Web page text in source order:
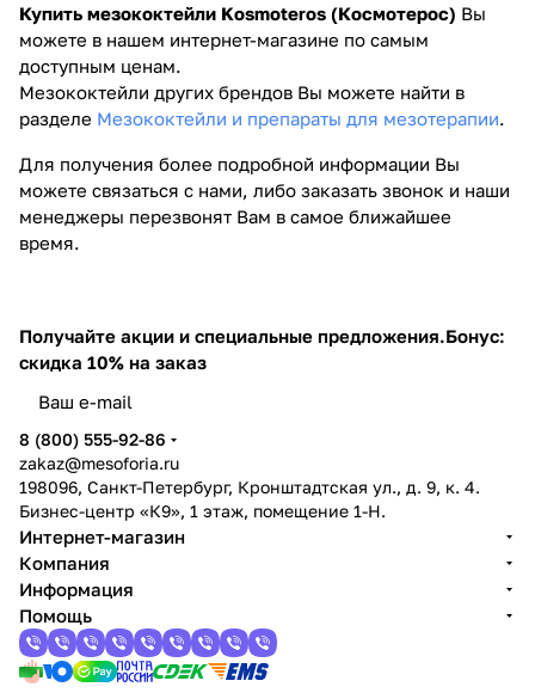
Купить мезококтейли Kosmoteros (Космотерос) Вы
можете в нашем интернет-магазине по самым
доступным ценам.
Мезококтейли других брендов Вы можете найти в
разделе Мезококтейли и препараты для мезотерапии.
Для получения более подробной информации Вы
можете связаться с нами, либо заказать звонок и наши
менеджеры перезвонят Вам в самое ближайшее
время.
Получайте акции и специальные предложения.Бонус:
скидка 10% на заказ
8 (800) 555-92-86
zakaz@mesoforia.ru
198096, Санкт-Петербург, Кронштадтская ул., д. 9, к. 4.
Бизнес-центр «К9», 1 этаж, помещение 1-Н.
Интернет-магазин
Компания
Информация
Помощь